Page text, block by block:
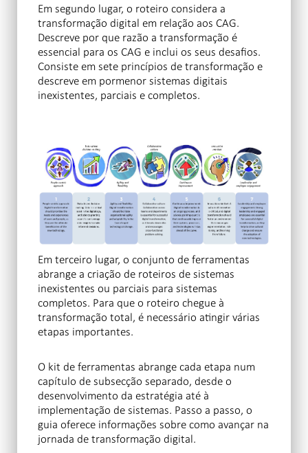
Em segundo lugar, o roteiro considera a
transformação digital em relação aos CAG.
Descreve por que razão a transformação é
essencial para os CAG e inclui os seus desafios.
Consiste em sete princípios de transformação e
descreve em pormenor sistemas digitais
inexistentes, parciais e completos.
Em terceiro lugar, o conjunto de ferramentas
abrange a criação de roteiros de sistemas
inexistentes ou parciais para sistemas
completos. Para que o roteiro chegue à
transformação total, é necessário atingir várias
etapas importantes.
O kit de ferramentas abrange cada etapa num
capítulo de subsecção separado, desde o
desenvolvimento da estratégia até à
implementação de sistemas. Passo a passo, o
guia oferece informações sobre como avançar na
jornada de transformação digital.